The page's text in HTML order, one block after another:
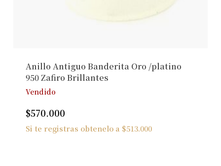
Anillo Antiguo Banderita Oro /platino
950 Zafiro Brillantes
Vendido
$570.000
Si te registras obtenelo a $513.000